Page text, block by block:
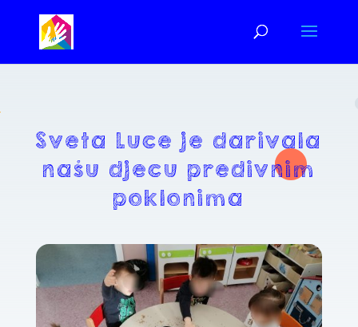
Sveta Luce je darivala
našu djecu predivnim
poklonima